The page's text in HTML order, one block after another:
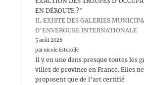
EN DÉROUTE ?"
IL EXISTE DES GALERIES
D’ENVERGURE INTERNATIONALE
5 août 2026
par nicole Esterolle
Il y en une dans presque toutes les
villes de province en France. Elles ne
proposent que de l’art certifié